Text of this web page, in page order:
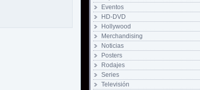
Eventos
HD-DVD
Hollywood
Merchandising
Noticias
Posters
Rodajes
Series
Televisión